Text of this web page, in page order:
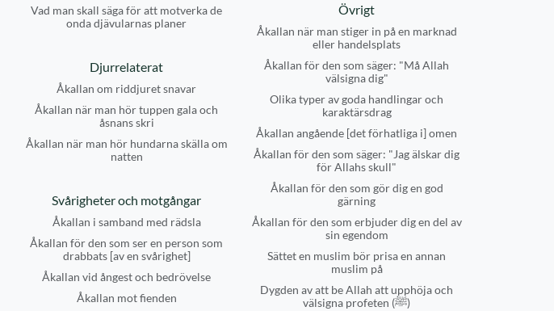
Vad man skall säga för att motverka de
onda djävularnas planer
Övrigt
Åkallan när man stiger in på en marknad
eller handelsplats
Åkallan för den som säger: "Må Allah
välsigna dig"
Olika typer av goda handlingar och
karaktärsdrag
Åkallan angående [det förhatliga i] omen
Åkallan för den som säger: "Jag älskar dig
för Allahs skull"
Åkallan för den som gör dig en god
gärning
Åkallan för den som erbjuder dig en del av
sin egendom
Sättet en muslim bör prisa en annan
muslim på
Dygden av att be Allah att upphöja och
välsigna profeten (ﷺ)
Djurrelaterat
Åkallan om riddjuret snavar
Åkallan när man hör tuppen gala och
åsnans skri
Åkallan när man hör hundarna skälla om
natten
Svårigheter och motgångar
Åkallan i samband med rädsla
Åkallan för den som ser en person som
drabbats [av en svårighet]
Åkallan vid ångest och bedrövelse
Åkallan mot fienden